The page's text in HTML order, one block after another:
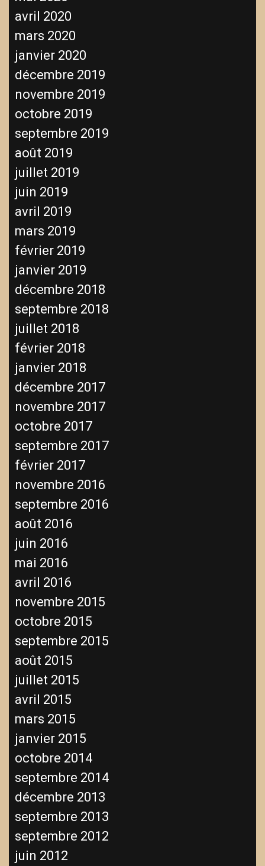
avril 2020
mars 2020
janvier 2020
décembre 2019
novembre 2019
octobre 2019
septembre 2019
août 2019
juillet 2019
juin 2019
avril 2019
mars 2019
février 2019
janvier 2019
décembre 2018
septembre 2018
juillet 2018
février 2018
janvier 2018
décembre 2017
novembre 2017
octobre 2017
septembre 2017
février 2017
novembre 2016
septembre 2016
août 2016
juin 2016
mai 2016
avril 2016
novembre 2015
octobre 2015
septembre 2015
août 2015
juillet 2015
avril 2015
mars 2015
janvier 2015
octobre 2014
septembre 2014
décembre 2013
septembre 2013
septembre 2012
juin 2012